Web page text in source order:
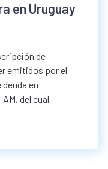
en Uruguay
de
emitidos por el
en
del cual